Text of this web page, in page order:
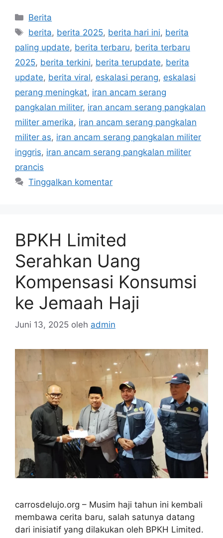
Kategori
Berita
Tag
berita, berita 2025, berita hari ini, berita
paling update, berita terbaru, berita terbaru
2025, berita terkini, berita terupdate, berita
update, berita viral, eskalasi perang, eskalasi
perang meningkat, iran ancam serang
pangkalan militer, iran ancam serang pangkalan
militer amerika, iran ancam serang pangkalan
militer as, iran ancam serang pangkalan militer
inggris, iran ancam serang pangkalan militer
prancis
Tinggalkan komentar
BPKH Limited
Serahkan Uang
Kompensasi Konsumsi
ke Jemaah Haji
Juni 13, 2025 oleh admin
carrosdelujo.org – Musim haji tahun ini kembali
membawa cerita baru, salah satunya datang
dari inisiatif yang dilakukan oleh BPKH Limited.